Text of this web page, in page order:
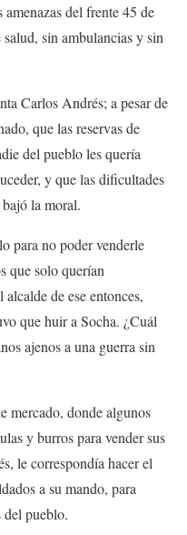
del frente 45 de
sin ambulancias y sin
Carlos Andrés; a pesar de
que las reservas de
del pueblo les quería
y que las dificultades
bajó la moral.
para no poder venderle
que solo querían
de ese entonces,
que huir a Socha. ¿Cuál
ajenos a una guerra sin
mercado, donde algunos
y burros para vender sus
le correspondía hacer el
a su mando, para
del pueblo.